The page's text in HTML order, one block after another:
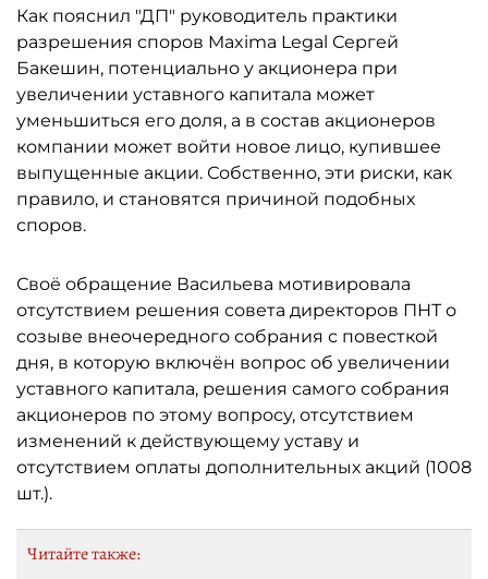
Как пояснил "ДП" руководитель практики
разрешения споров Maxima Legal Сергей
Бакешин, потенциально у акционера при
увеличении уставного капитала может
уменьшиться его доля, а в состав акционеров
компании может войти новое лицо, купившее
выпущенные акции. Собственно, эти риски, как
правило, и становятся причиной подобных
споров.
Своё обращение Васильева мотивировала
отсутствием решения совета директоров ПНТ о
созыве внеочередного собрания с повесткой
дня, в которую включён вопрос об увеличении
уставного капитала, решения самого собрания
акционеров по этому вопросу, отсутствием
изменений к действующему уставу и
отсутствием оплаты дополнительных акций (1008
шт.).
Читайте также: